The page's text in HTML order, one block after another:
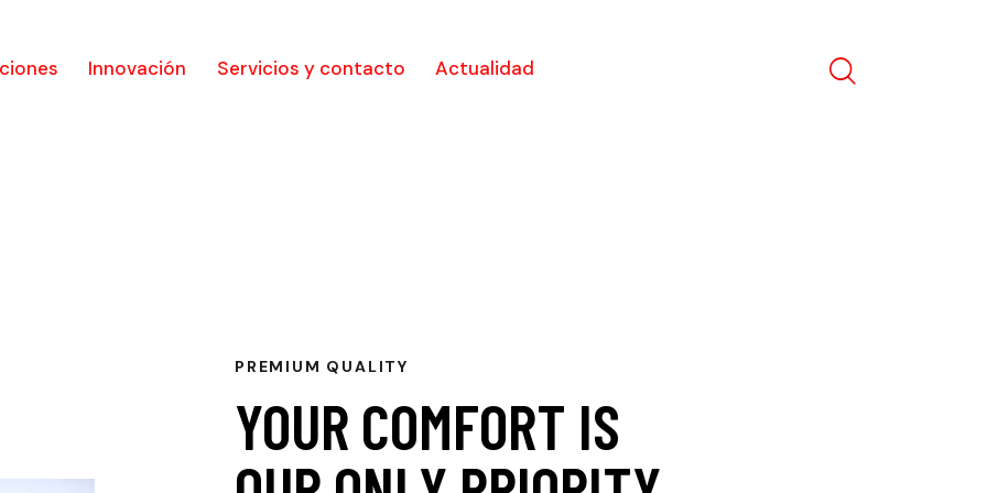
Innovación Servicios y contacto Actualidad
PREMIUM QUALITY
YOUR COMFORT IS